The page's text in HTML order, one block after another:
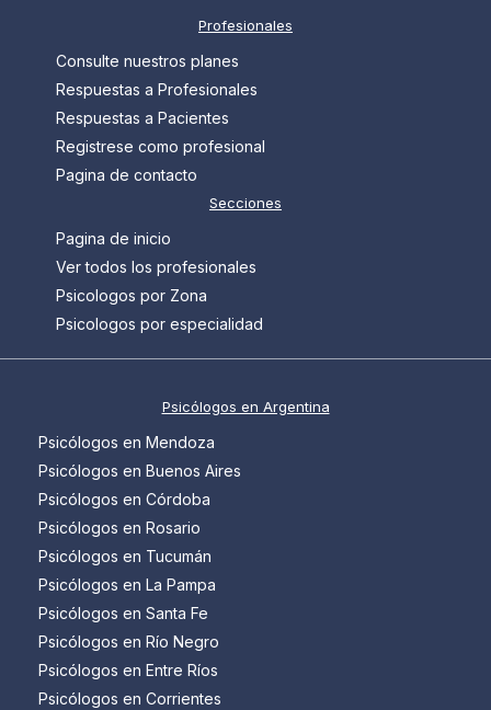
Profesionales
Consulte nuestros planes
Respuestas a Profesionales
Respuestas a Pacientes
Registrese como profesional
Pagina de contacto
Secciones
Pagina de inicio
Ver todos los profesionales
Psicologos por Zona
Psicologos por especialidad
Psicólogos en Argentina
Psicólogos en Mendoza
Psicólogos en Buenos Aires
Psicólogos en Córdoba
Psicólogos en Rosario
Psicólogos en Tucumán
Psicólogos en La Pampa
Psicólogos en Santa Fe
Psicólogos en Río Negro
Psicólogos en Entre Ríos
Psicólogos en Corrientes